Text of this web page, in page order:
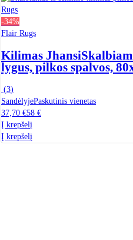
-34%
Flair Rugs
Kilimas Jhansi
lygus, pilkos spalvos,
(3)
SandėlyjePaskutinis vienetas
37,70 €58 €
Į krepšelį
Į krepšelį